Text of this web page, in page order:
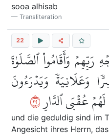
sooa alhisab
Transliteration
22
رَبِّهِمۡ وَأَقَامُواْ ٱلصَّلَوٰةَ
وَعَلَانِيَةٗ وَيَدۡرَءُونَ
عُقۡبَى ٱلدَّارِ٢٢
und die geduldig sind im
Angesicht ihres Herrn,